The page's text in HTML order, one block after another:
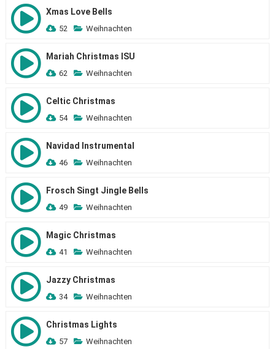
Xmas Love Bells
52 Weihnachten
Mariah Christmas ISU
62 Weihnachten
Celtic Christmas
54 Weihnachten
Navidad Instrumental
46 Weihnachten
Frosch Singt Jingle Bells
49 Weihnachten
Magic Christmas
41 Weihnachten
Jazzy Christmas
34 Weihnachten
Christmas Lights
57 Weihnachten